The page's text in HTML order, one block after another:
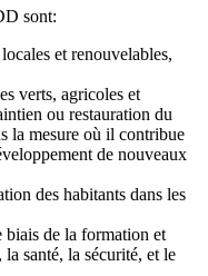
sont:
et renouvelables,
verts, agricoles et
ou restauration du
la mesure où il contribue
de nouveaux
des habitants dans les
biais de la formation et
santé, la sécurité, et le